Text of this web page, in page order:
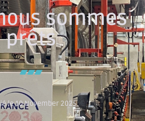
sommes
prêts
le 10 November 2025